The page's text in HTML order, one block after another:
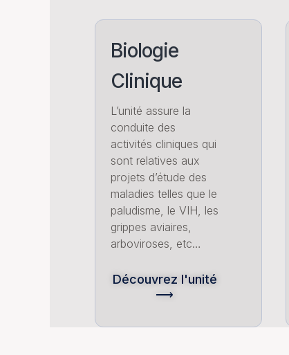
Biologie
Clinique
L’unité assure la
conduite des
activités cliniques qui
sont relatives aux
projets d’étude des
maladies telles que le
paludisme, le VIH, les
grippes aviaires,
arboviroses, etc…
Découvrez l'unité
⟶